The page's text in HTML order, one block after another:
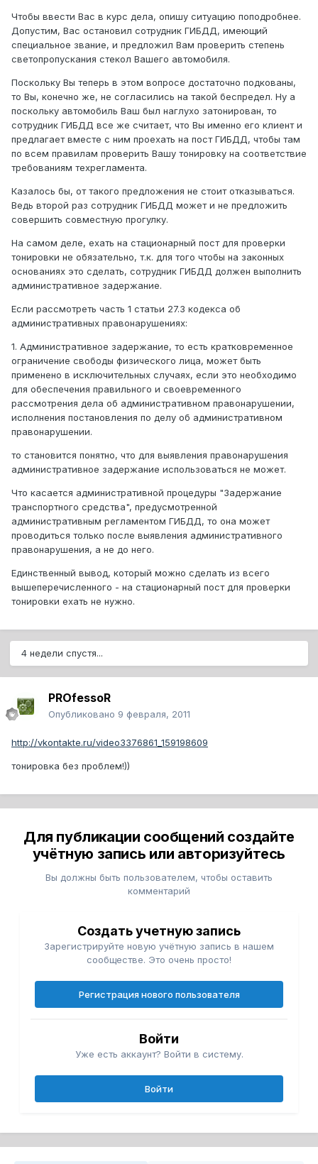
Чтобы ввести Вас в курс дела, опишу ситуацию поподробнее.
Допустим, Вас остановил сотрудник ГИБДД, имеющий
специальное звание, и предложил Вам проверить степень
светопропускания стекол Вашего автомобиля.
Поскольку Вы теперь в этом вопросе достаточно подкованы,
то Вы, конечно же, не согласились на такой беспредел. Ну а
поскольку автомобиль Ваш был наглухо затонирован, то
сотрудник ГИБДД все же считает, что Вы именно его клиент и
предлагает вместе с ним проехать на пост ГИБДД, чтобы там
по всем правилам проверить Вашу тонировку на соответствие
требованиям техрегламента.
Казалось бы, от такого предложения не стоит отказываться.
Ведь второй раз сотрудник ГИБДД может и не предложить
совершить совместную прогулку.
На самом деле, ехать на стационарный пост для проверки
тонировки не обязательно, т.к. для того чтобы на законных
основаниях это сделать, сотрудник ГИБДД должен выполнить
административное задержание.
Если рассмотреть часть 1 статьи 27.3 кодекса об
административных правонарушениях:
1. Административное задержание, то есть кратковременное
ограничение свободы физического лица, может быть
применено в исключительных случаях, если это необходимо
для обеспечения правильного и своевременного
рассмотрения дела об административном правонарушении,
исполнения постановления по делу об административном
правонарушении.
то становится понятно, что для выявления правонарушения
административное задержание использоваться не может.
Что касается административной процедуры "Задержание
транспортного средства", предусмотренной
административным регламентом ГИБДД, то она может
проводиться только после выявления административного
правонарушения, а не до него.
Единственный вывод, который можно сделать из всего
вышеперечисленного - на стационарный пост для проверки
тонировки ехать не нужно.
4 недели спустя...
PROfessoR
Опубликовано 9 февраля, 2011
http://vkontakte.ru/video3376861_159198609
тонировка без проблем!))
Для публикации сообщений создайте
учётную запись или авторизуйтесь
Вы должны быть пользователем, чтобы оставить
комментарий
Создать учетную запись
Зарегистрируйте новую учётную запись в нашем
сообществе. Это очень просто!
Регистрация нового пользователя
Войти
Уже есть аккаунт? Войти в систему.
Войти